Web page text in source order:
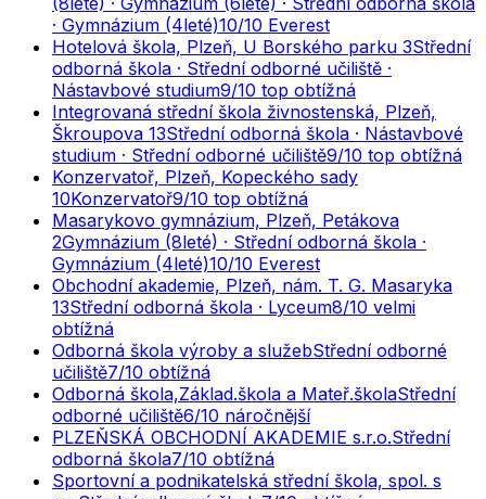
· Gymnázium (4leté)10/10 Everest
Hotelová škola, Plzeň, U Borského parku 3Střední
odborná škola · Střední odborné učiliště ·
Nástavbové studium9/10 top obtížná
Integrovaná střední škola živnostenská, Plzeň,
Škroupova 13Střední odborná škola · Nástavbové
studium · Střední odborné učiliště9/10 top obtížná
Konzervatoř, Plzeň, Kopeckého sady
10Konzervatoř9/10 top obtížná
Masarykovo gymnázium, Plzeň, Petákova
2Gymnázium (8leté) · Střední odborná škola ·
Gymnázium (4leté)10/10 Everest
Obchodní akademie, Plzeň, nám. T. G. Masaryka
13Střední odborná škola · Lyceum8/10 velmi
obtížná
Odborná škola výroby a služebStřední odborné
učiliště7/10 obtížná
Odborná škola,Základ.škola a Mateř.školaStřední
odborné učiliště6/10 náročnější
PLZEŇSKÁ OBCHODNÍ AKADEMIE s.r.o.Střední
odborná škola7/10 obtížná
Sportovní a podnikatelská střední škola, spol. s